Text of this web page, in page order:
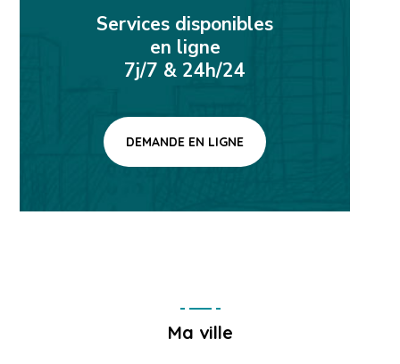
Services disponibles
en ligne
7j/7 & 24h/24
DEMANDE EN LIGNE
Ma ville